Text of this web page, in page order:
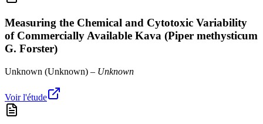
Measuring the Chemical and Cytotoxic Variability
of Commercially Available Kava (Piper methysticum
G. Forster)
Unknown (Unknown) – Unknown
Voir l'étude